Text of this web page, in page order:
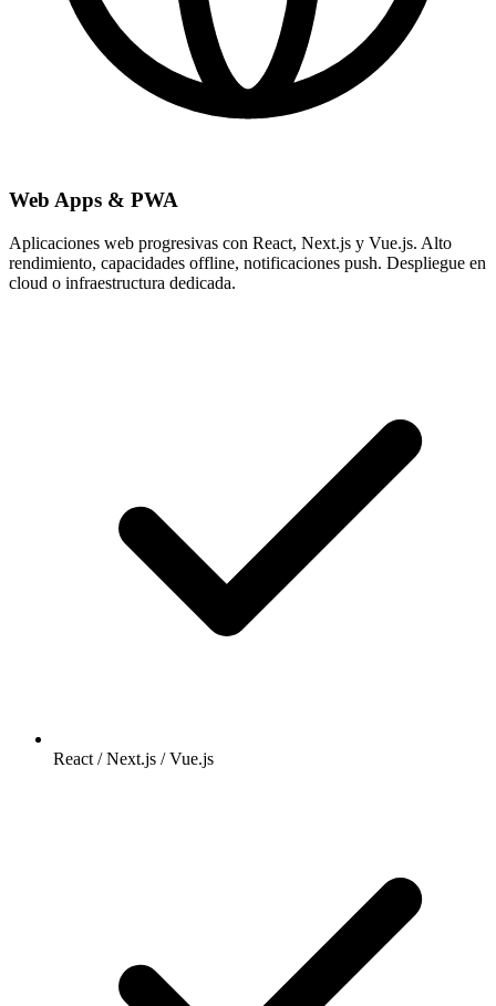
Web Apps & PWA
Aplicaciones web progresivas con React, Next.js y Vue.js. Alto
rendimiento, capacidades offline, notificaciones push. Despliegue en
cloud o infraestructura dedicada.
React / Next.js / Vue.js